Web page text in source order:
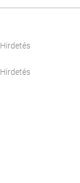
Hirdetés
Hirdetés